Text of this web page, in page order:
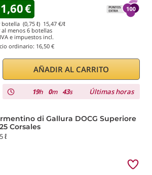
€
botella (0,75 ℓ) 15,47 €/ℓ
al menos6 botellas
IVA e impuestos incl.
ordinario: 16,50 €
AÑADIR AL CARRITO
19h 0m 42s Últimas horas
di Gallura DOCG Superiore
Corsales
ℓ